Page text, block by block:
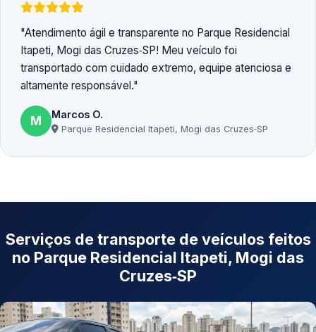
Atendimento ágil e transparente no Parque Residencial
Itapeti, Mogi das Cruzes‑SP! Meu veículo foi
transportado com cuidado extremo, equipe atenciosa e
altamente responsável.
M Marcos O.
Parque Residencial Itapeti, Mogi das Cruzes‑SP
Serviços de transporte de veículos feitos
no Parque Residencial Itapeti, Mogi das
Cruzes‑SP